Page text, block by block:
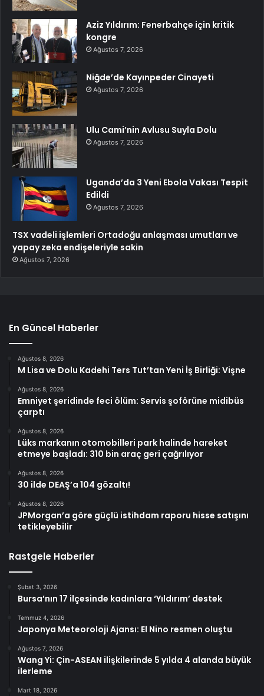
Aziz Yıldırım: Fenerbahçe için kritik
kongre
Ağustos 7, 2026
Niğde’de Kayınpeder Cinayeti
Ağustos 7, 2026
Ulu Cami’nin Avlusu Suyla Dolu
Ağustos 7, 2026
Uganda’da 3 Yeni Ebola Vakası Tespit
Edildi
Ağustos 7, 2026
TSX vadeli işlemleri Ortadoğu anlaşması umutları ve
yapay zeka endişeleriyle sakin
Ağustos 7, 2026
En Güncel Haberler
Ağustos 8, 2026
M Lisa ve Dolu Kadehi Ters Tut’tan Yeni İş Birliği: Vişne
Ağustos 8, 2026
Emniyet şeridinde feci ölüm: Servis şoförüne midibüs
çarptı
Ağustos 8, 2026
Lüks markanın otomobilleri park halinde hareket
etmeye başladı: 310 bin araç geri çağrılıyor
Ağustos 8, 2026
30 ilde DEAŞ’a 104 gözaltı!
Ağustos 8, 2026
JPMorgan’a göre güçlü istihdam raporu hisse satışını
tetikleyebilir
Rastgele Haberler
Şubat 3, 2026
Bursa’nın 17 ilçesinde kadınlara ‘Yıldırım’ destek
Temmuz 4, 2026
Japonya Meteoroloji Ajansı: El Nino resmen oluştu
Ağustos 7, 2026
Wang Yi: Çin-ASEAN ilişkilerinde 5 yılda 4 alanda büyük
ilerleme
Mart 18, 2026